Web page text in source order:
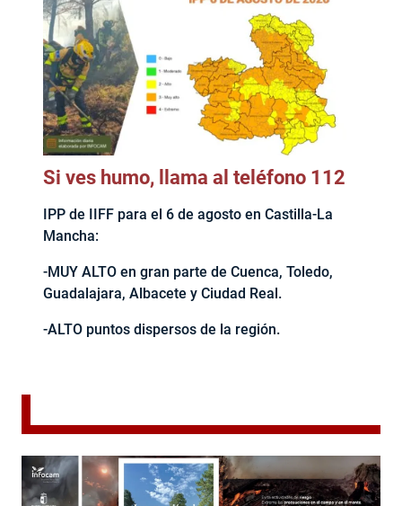
Si ves humo, llama al teléfono 112
IPP de IIFF para el 6 de agosto en Castilla-La
Mancha:
-MUY ALTO en gran parte de Cuenca, Toledo,
Guadalajara, Albacete y Ciudad Real.
-ALTO puntos dispersos de la región.